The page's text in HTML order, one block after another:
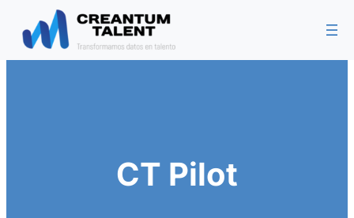
contenido
CT Pilot